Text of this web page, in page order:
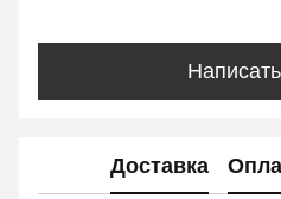
Доставка